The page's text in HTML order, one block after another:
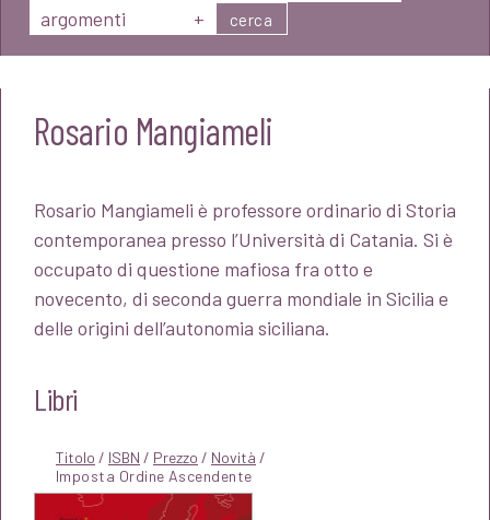
argomenti
+ cerca
Rosario Mangiameli
Rosario Mangiameli è professore ordinario di Storia
contemporanea presso l’Università di Catania. Si è
occupato di questione mafiosa fra otto e
novecento, di seconda guerra mondiale in Sicilia e
delle origini dell’autonomia siciliana.
Libri
Titolo / ISBN / Prezzo / Novità /